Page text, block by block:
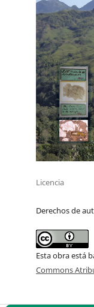
Licencia
Derechos de
Esta obra está
Commons